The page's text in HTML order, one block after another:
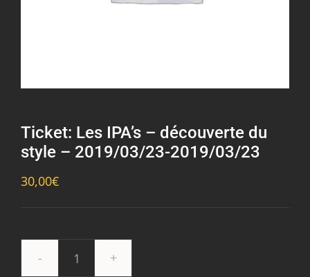
Ticket: Les IPA’s – découverte du
style – 2019/03/23-2019/03/23
30,00€
quantité